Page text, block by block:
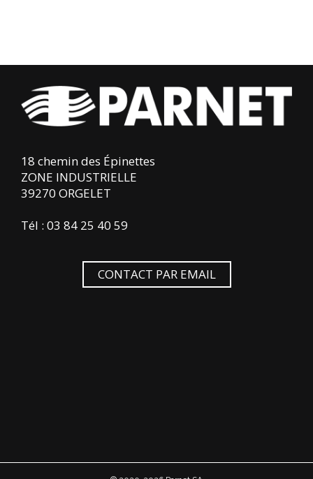
18 chemin des Épinettes
ZONE INDUSTRIELLE
39270 ORGELET
Tél : 03 84 25 40 59
CONTACT PAR EMAIL